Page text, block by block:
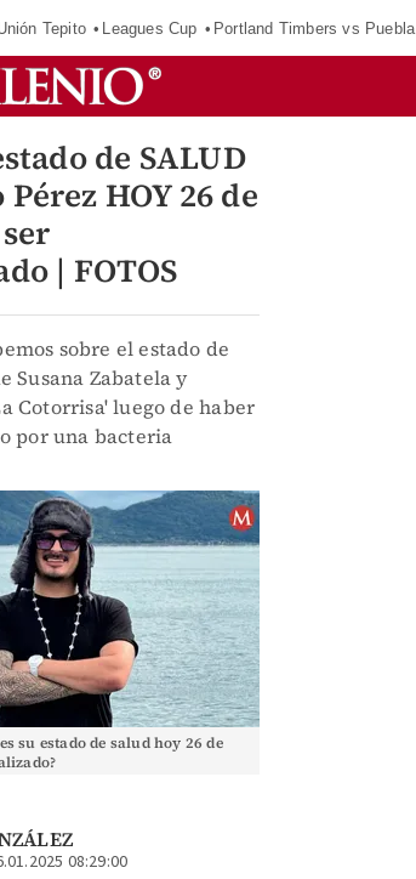
Tepito Leagues Cup Portland Timbers vs Puebla
de SALUD
HOY 26 de
| FOTOS
sobre el estado de
Susana Zabatela y
Cotorrisa' luego de haber
por una bacteria
su estado de salud hoy 26 de
08:29:00